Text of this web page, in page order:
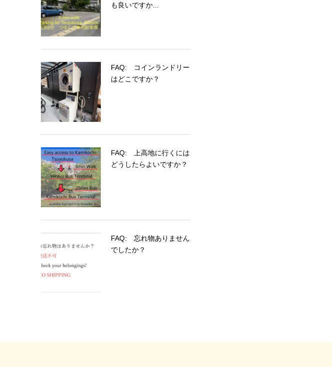
も良いですか...
FAQ: コインランドリー
はどこですか？
FAQ: 上高地に行くには
どうしたらよいですか？
FAQ: 忘れ物ありません
でしたか？